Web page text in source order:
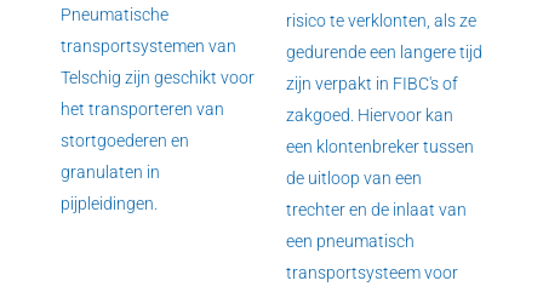
Pneumatische
transportsystemen van
Telschig zijn geschikt voor
het transporteren van
stortgoederen en
granulaten in
pijpleidingen.
risico te verklonten, als ze
gedurende een langere tijd
zijn verpakt in FIBC's of
zakgoed. Hiervoor kan
een klontenbreker tussen
de uitloop van een
trechter en de inlaat van
een pneumatisch
transportsysteem voor